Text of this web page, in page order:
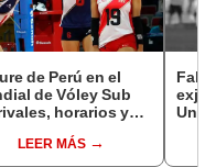
de Perú en el
de Vóley Sub
horarios y
en el torneo
LEER MÁS